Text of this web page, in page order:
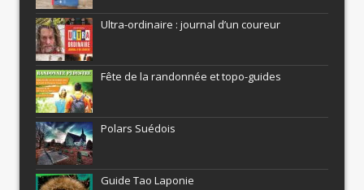
Ultra-ordinaire : journal d’un coureur
Fête de la randonnée et topo-guides
Polars Suédois
Guide Tao Laponie